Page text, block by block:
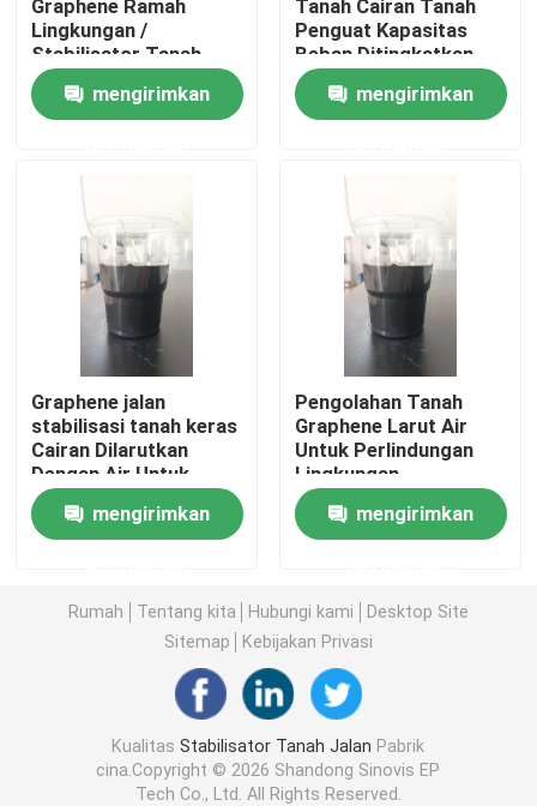
Rumah
Produk
Tentang kami
Tur Pabrik
Kontrol Kualitas
Hubungi Kami
Stabilisator Tanah Jalan
Penstabil Tanah Cair
Stabilisator Tanah Enzim
Graphene Ramah
Lingkungan /
Stabilisator Tanah
Graphene Lindungi
Tanah Lamamengirimkan
Tanah Cairan Tanah
Penguat Kapasitas
Beban Ditingkatkan
Dan Stabilitas
mengirimkan
Graphene jalan
stabilisasi tanah keras
Cairan Dilarutkan
Dengan Air Untuk
Menerapkan
mengirimkan
Pengolahan Tanah
Graphene Larut Air
Untuk Perlindungan
Lingkungan
mengirimkan
Rumah Tentang kita Hubungi kami
Desktop Site
Sitemap
Kebijakan Privasi
KualitasStabilisator Tanah Jalan Pabrik
cina.Copyright © 2026 Shandong Sinovis EP
Tech Co., Ltd. All Rights Reserved.